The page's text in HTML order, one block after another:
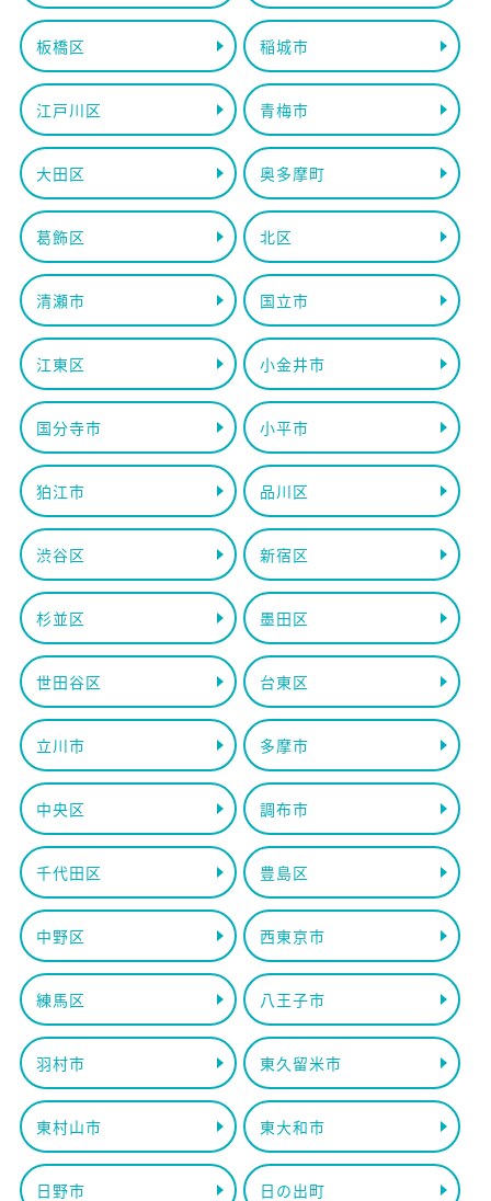
板橋区 稲城市
江戸川区 青梅市
大田区 奥多摩町
葛飾区 北区
清瀬市 国立市
江東区 小金井市
国分寺市 小平市
狛江市 品川区
渋谷区 新宿区
杉並区 墨田区
世田谷区 台東区
立川市 多摩市
中央区 調布市
千代田区 豊島区
中野区 西東京市
練馬区 八王子市
羽村市 東久留米市
東村山市 東大和市
日野市 日の出町